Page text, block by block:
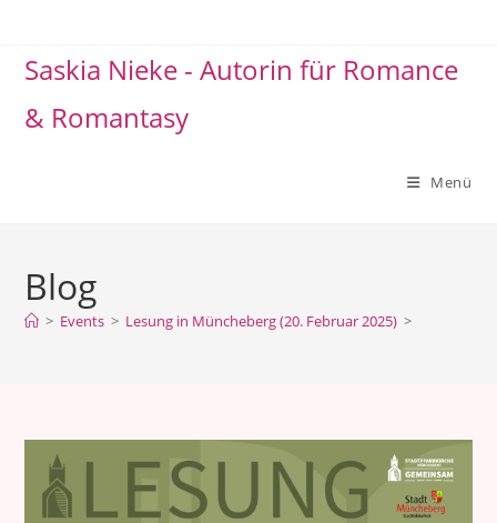
Saskia Nieke - Autorin für Romance
& Romantasy
Menü
Blog
> Events > Lesung in Müncheberg (20. Februar 2025) >